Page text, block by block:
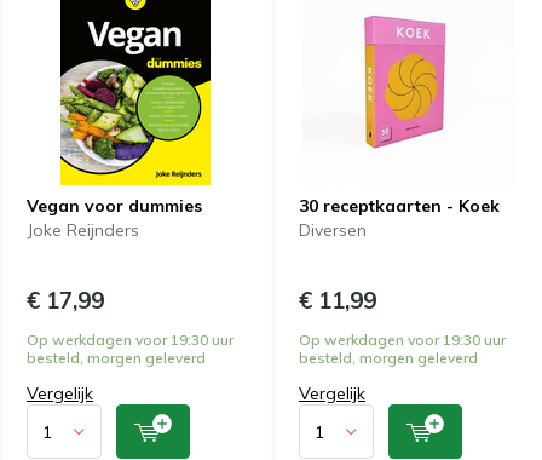
Vegan voor dummies
Joke Reijnders
€ 17,99
Op werkdagen voor 19:30 uur
besteld, morgen geleverd
Vergelijk
30 receptkaarten - Koek
Diversen
€ 11,99
Op werkdagen voor 19:30 uur
besteld, morgen geleverd
Vergelijk